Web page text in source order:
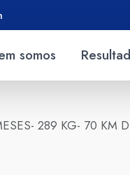
somos
289 KG- 70 KM